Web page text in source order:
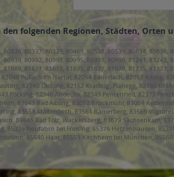
folgenden Regionen, Städten, Orten
80336, 80337, 80339, 80469, 80538, 80539, 80634,
80939, 80992, 80993, 80995, 80997, 80999, 81241,
81669, 81671, 81673, 81675, 81677, 81679, 81735,
Pullach im Isartal, 82054 Sauerlach, 82057 Icking,
82140 Olching, 82152 Krailling, Planegg, 82166
Pöcking, 82346 Andechs, 82349 Pentenried, 82377
83043 Bad Aibling, 83052 Bruckmühl, 83059
83558 Maitenbeth, 83561 Ramerberg, 83569
83646 Bad Tölz, Wackersberg, 83679 Sachsenkam,
85375 Neufahrn bei Freising, 85376 Hetzenhausen,
85540 Haar, 85551 Kirchheim bei München,
Baldham, 85599 Parsdorf, 85604 Zorneding, 85609
85640 Putzbrunn, 85643 Steinhöring, 85646
Hohenlinden, 85665 Moosach, 85667 Oberpframmern,
Unterföhring